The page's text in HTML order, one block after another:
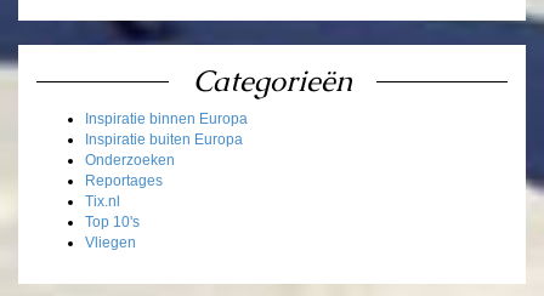
Categorieën
Inspiratie binnen Europa
Inspiratie buiten Europa
Onderzoeken
Reportages
Tix.nl
Top 10's
Vliegen